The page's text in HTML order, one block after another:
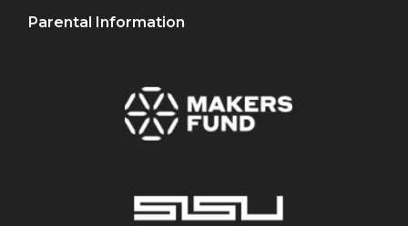
Parental Information